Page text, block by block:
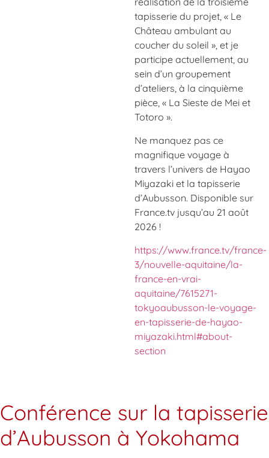
tapisserie du projet, « Le
Château ambulant au
coucher du soleil », et je
participe actuellement, au
sein d’un groupement
d’ateliers, à la cinquième
pièce, « La Sieste de Mei et
Totoro ».
Ne manquez pas ce
magnifique voyage à
travers l’univers de Hayao
Miyazaki et la tapisserie
d’Aubusson. Disponible sur
France.tv jusqu’au 21 août
2026 !
https://www.france.tv/france-
3/nouvelle-aquitaine/la-
france-en-vrai-
aquitaine/7615271-
tokyoaubusson-le-voyage-
en-tapisserie-de-hayao-
miyazaki.html#about-
section
Conférence sur la tapisserie
d’Aubusson à Yokohama